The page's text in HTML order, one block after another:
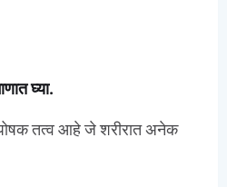
घ्या.
पोषक तत्व आहे जे शरीरात अनेक